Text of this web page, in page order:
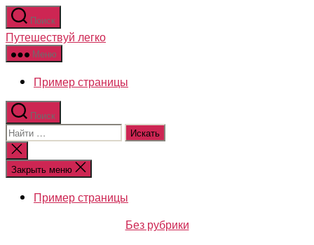
Перейти
к
содержимому
Поиск
Путешествуй легко
Меню
Пример страницы
Поиск
Поиск:
Закрыть
поиск
Закрыть меню
Пример страницы
Рубрики
Без рубрики